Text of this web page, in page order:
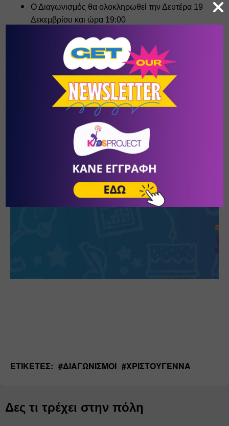
Ο Διαγωνισμός θα ολοκληρωθεί την Δευτέρα 19
Δεκεμβρίου και ώρα 19:00
Έχετε δικαίωμα για περισσότερες από μία
συμμετοχές αρκεί να συμπληρώσετε αντίστοιχες
φορές και τη φόρμα συμμετοχής!
Καλή επιτυχία‼️
ΕΤΙΚΈΤΕΣ: #ΔΙΑΓΩΝΙΣΜΟΊ #ΧΡΙΣΤΟΎΓΕΝΝΑ
Δες τι τρέχει στην πόλη